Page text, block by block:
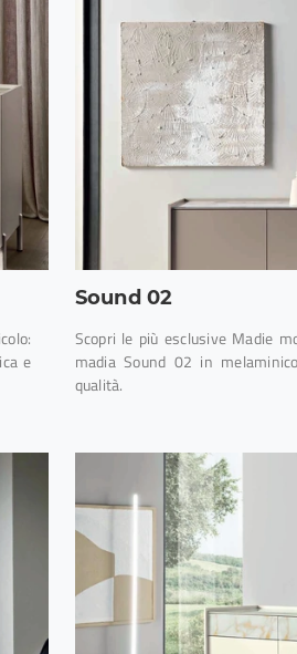
e
Sound 02
Scopri le più esclusive Madie
madia Sound 02 in
qualità.